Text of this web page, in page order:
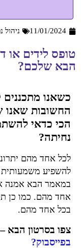
11/01/2024 ניהול
טופס לידים או
הבא שלכם?
כשאנו
החשובות שאנו
הכי כדאי
נחיתה?
לכל אחד מהם
להשפיע משמעותית
במאמר הבא אמנה
אחד מהם. כמו כן
בכל אחד מהם.
צפו בסרטון הבא –
בפייסבוק?